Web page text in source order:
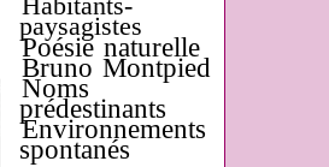
Habitants-
paysagistes
Poésie naturelle
Bruno Montpied
Noms
prédestinants
Environnements
spontanés